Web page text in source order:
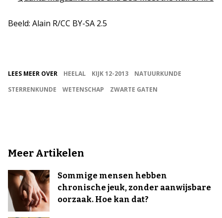
Beeld: Alain R/CC BY-SA 2.5
LEES MEER OVER HEELAL KIJK 12-2013
NATUURKUNDE
STERRENKUNDE
WETENSCHAP ZWARTE GATEN
Meer Artikelen
Sommige mensen hebben
chronische jeuk, zonder aanwijsbare
oorzaak. Hoe kan dat?